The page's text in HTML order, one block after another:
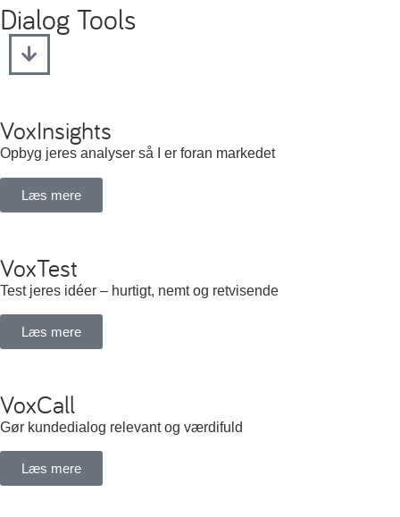
Dialog Tools
VoxInsights
Opbyg jeres analyser så I er foran markedet
Læs mere
VoxTest
Test jeres idéer – hurtigt, nemt og retvisende
Læs mere
VoxCall
Gør kundedialog relevant og værdifuld
Læs mere